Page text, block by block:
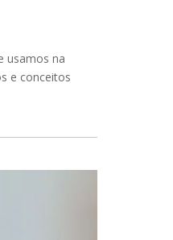
usamos na
e conceitos